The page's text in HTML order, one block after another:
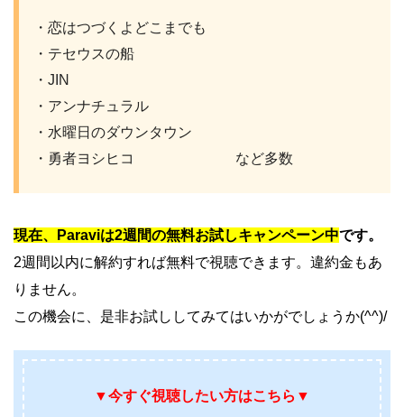
・恋はつづくよどこまでも
・テセウスの船
・JIN
・アンナチュラル
・水曜日のダウンタウン
・勇者ヨシヒコ など多数
現在、Paraviは2週間の無料お試しキャンペーン中です。
2週間以内に解約すれば無料で視聴できます。違約金もあ
りません。
この機会に、是非お試ししてみてはいかがでしょうか(^^)/
▼今すぐ視聴したい方はこちら▼